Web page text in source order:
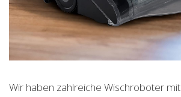
Wir haben zahlreiche Wischroboter mit